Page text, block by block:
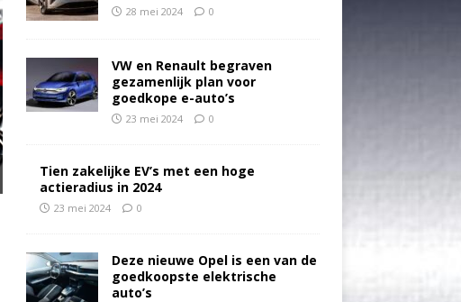
28 mei 2024 0
VW en Renault begraven
gezamenlijk plan voor
goedkope e-auto’s
23 mei 2024 0
Tien zakelijke EV’s met een hoge
actieradius in 2024
23 mei 2024 0
Deze nieuwe Opel is een van de
goedkoopste elektrische
auto’s